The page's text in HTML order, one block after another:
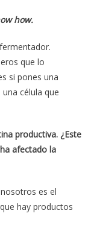
how.
que lo
si pones una
célula que
productiva. ¿Este
afectado la
es el
hay productos